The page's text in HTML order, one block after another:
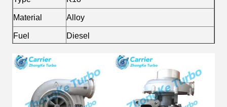
Material Alloy
Fuel Diesel